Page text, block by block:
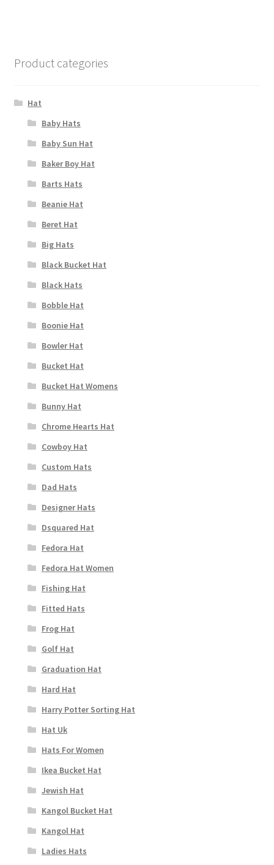
Product categories
Hat
Baby Hats
Baby Sun Hat
Baker Boy Hat
Barts Hats
Beanie Hat
Beret Hat
Big Hats
Black Bucket Hat
Black Hats
Bobble Hat
Boonie Hat
Bowler Hat
Bucket Hat
Bucket Hat Womens
Bunny Hat
Chrome Hearts Hat
Cowboy Hat
Custom Hats
Dad Hats
Designer Hats
Dsquared Hat
Fedora Hat
Fedora Hat Women
Fishing Hat
Fitted Hats
Frog Hat
Golf Hat
Graduation Hat
Hard Hat
Harry Potter Sorting Hat
Hat Uk
Hats For Women
Ikea Bucket Hat
Jewish Hat
Kangol Bucket Hat
Kangol Hat
Ladies Hats